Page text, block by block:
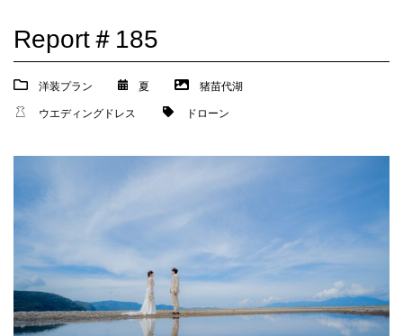
Report＃185
洋装プラン 夏 猪苗代湖
ウエディングドレス ドローン